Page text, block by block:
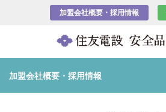
加盟会社概要・採用情報
加盟会社概要・採用情報